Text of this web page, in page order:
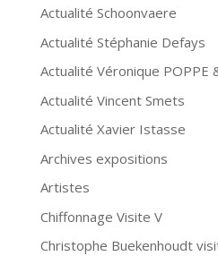
Actualité Schoonvaere
Actualité Stéphanie Defays
Actualité Véronique POPPE
Actualité Vincent Smets
Actualité Xavier Istasse
Archives expositions
Artistes
Chiffonnage Visite V
Christophe Buekenhoudt